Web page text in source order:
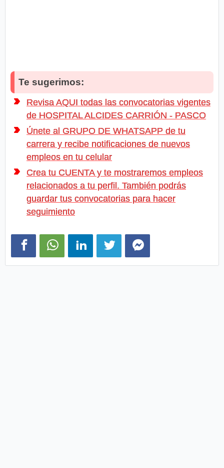
Te sugerimos:
Revisa AQUI todas las convocatorias vigentes
de HOSPITAL ALCIDES CARRIÓN - PASCO
Únete al GRUPO DE WHATSAPP de tu
carrera y recibe notificaciones de nuevos
empleos en tu celular
Crea tu CUENTA y te mostraremos empleos
relacionados a tu perfil. También podrás
guardar tus convocatorias para hacer
seguimiento